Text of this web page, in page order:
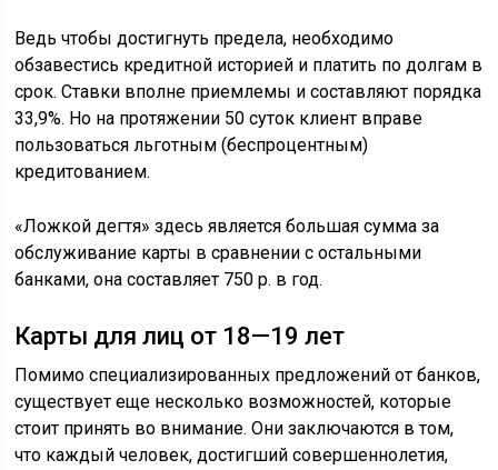
Ведь чтобы достигнуть предела, необходимо
обзавестись кредитной историей и платить по долгам в
срок. Ставки вполне приемлемы и составляют порядка
33,9%. Но на протяжении 50 суток клиент вправе
пользоваться льготным (беспроцентным)
кредитованием.
«Ложкой дегтя» здесь является большая сумма за
обслуживание карты в сравнении с остальными
банками, она составляет 750 р. в год.
Карты для лиц от 18—19 лет
Помимо специализированных предложений от банков,
существует еще несколько возможностей, которые
стоит принять во внимание. Они заключаются в том,
что каждый человек, достигший совершеннолетия,